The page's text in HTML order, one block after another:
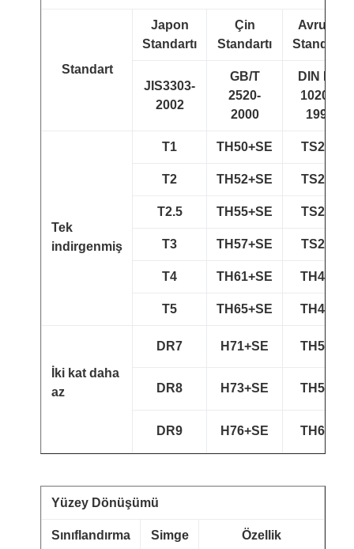
Standart
Japon
Standartı
Çin
Standartı
Avrupa
Standartı
JIS3303-
2002
GB/T
2520-
2000
DIN EN
10203-
1991
Tek
indirgenmiş
T1 TH50+SE TS230
T2 TH52+SE TS245
T2.5 TH55+SE TS260
T3 TH57+SE TS275
T4 TH61+SE TH415
T5 TH65+SE TH435
İki kat daha
az
DR7 H71+SE TH520
DR8 H73+SE TH550
DR9 H76+SE TH620
Yüzey Dönüşümü
Sınıflandırma Simge Özellik